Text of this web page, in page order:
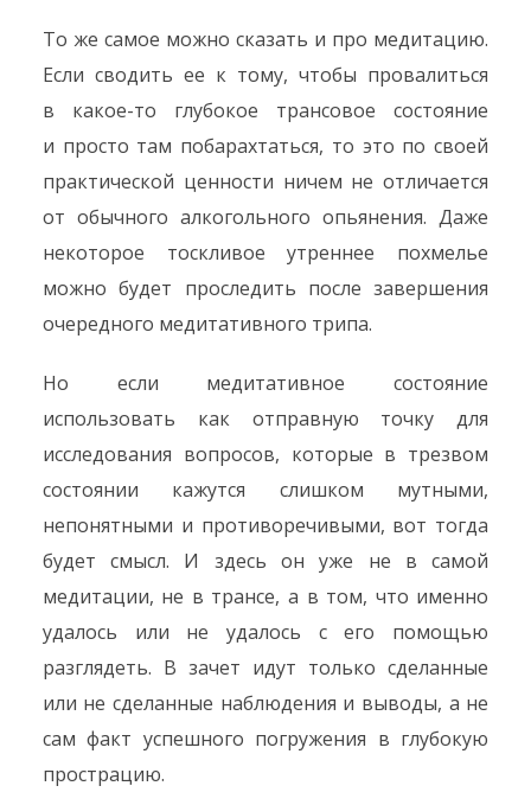
То же самое можно сказать и про медитацию.
Если сводить ее к тому, чтобы провалиться
в какое-то глубокое трансовое состояние
и просто там побарахтаться, то это по своей
практической ценности ничем не отличается
от обычного алкогольного опьянения. Даже
некоторое тоскливое утреннее похмелье
можно будет проследить после завершения
очередного медитативного трипа.
Но если медитативное состояние
использовать как отправную точку для
исследования вопросов, которые в трезвом
состоянии кажутся слишком мутными,
непонятными и противоречивыми, вот тогда
будет смысл. И здесь он уже не в самой
медитации, не в трансе, а в том, что именно
удалось или не удалось с его помощью
разглядеть. В зачет идут только сделанные
или не сделанные наблюдения и выводы, а не
сам факт успешного погружения в глубокую
прострацию.